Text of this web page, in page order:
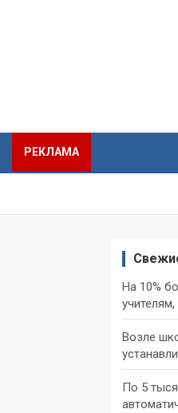
РЕКЛАМА
На 10%
Возле
По 5